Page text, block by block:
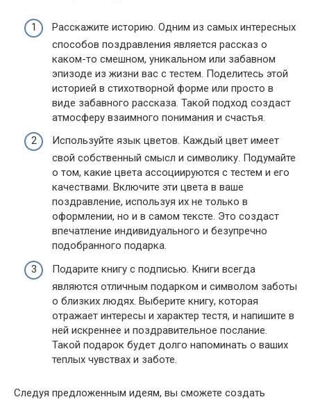
Расскажите историю. Одним из самых интересных
способов поздравления является рассказ о
каком-то смешном, уникальном или забавном
эпизоде из жизни вас с тестем. Поделитесь этой
историей в стихотворной форме или просто в
виде забавного рассказа. Такой подход создаст
атмосферу взаимного понимания и счастья.
Используйте язык цветов. Каждый цвет имеет
свой собственный смысл и символику. Подумайте
о том, какие цвета ассоциируются с тестем и его
качествами. Включите эти цвета в ваше
поздравление, используя их не только в
оформлении, но и в самом тексте. Это создаст
впечатление индивидуального и безупречно
подобранного подарка.
Подарите книгу с подписью. Книги всегда
являются отличным подарком и символом заботы
о близких людях. Выберите книгу, которая
отражает интересы и характер тестя, и напишите в
ней искреннее и поздравительное послание.
Такой подарок будет долго напоминать о ваших
теплых чувствах и заботе.
Следуя предложенным идеям, вы сможете создать